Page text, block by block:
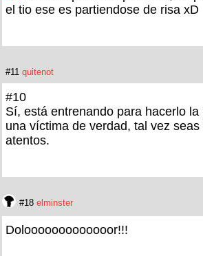
el tio ese es partiendose de risa xD
#11 quitenot
#10
Sí, está entrenando para hacerlo la
una víctima de verdad, tal vez seas
atentos.
#18 elminster
Dolooooooooooooor!!!